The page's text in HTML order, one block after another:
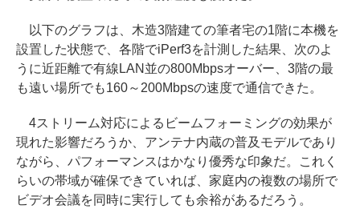
以下のグラフは、木造3階建ての筆者宅の1階に本機を
設置した状態で、各階でiPerf3を計測した結果、次のよ
うに近距離で有線LAN並の800Mbpsオーバー、3階の最
も遠い場所でも160～200Mbpsの速度で通信できた。
4ストリーム対応によるビームフォーミングの効果が
現れた影響だろうか、アンテナ内蔵の普及モデルであり
ながら、パフォーマンスはかなり優秀な印象だ。これく
らいの帯域が確保できていれば、家庭内の複数の場所で
ビデオ会議を同時に実行しても余裕があるだろう。